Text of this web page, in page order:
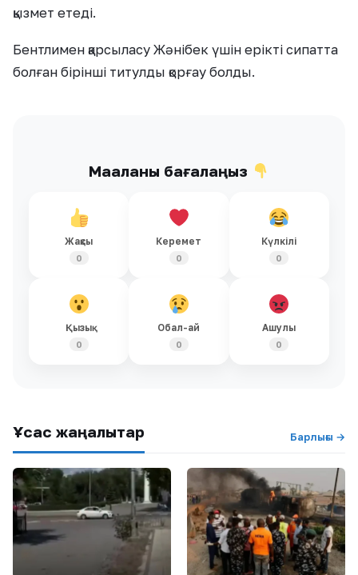
қызмет етеді.
Бентлимен қарсыласу Жәнібек үшін ерікті сипатта
болған бірінші титулды қорғау болды.
Мақаланы бағалаңыз
Жақсы
0
Керемет
0
Күлкілі
0
Қызық
0
Обал-ай
0
Ашулы
0
Ұқсас жаңалықтар Барлығы →